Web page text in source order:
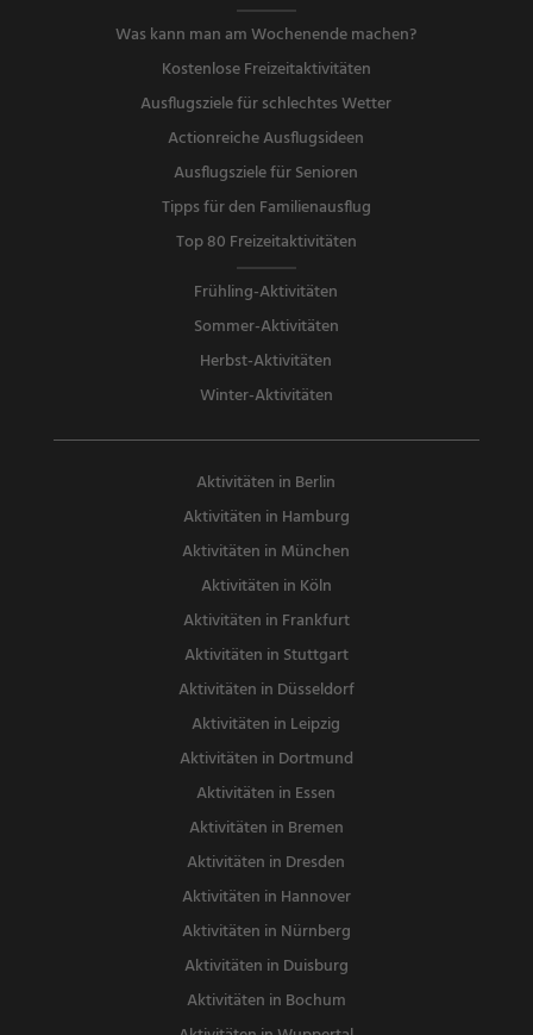
Was kann man am Wochenende machen?
Kostenlose Freizeitaktivitäten
Ausflugsziele für schlechtes Wetter
Actionreiche Ausflugsideen
Ausflugsziele für Senioren
Tipps für den Familienausflug
Top 80 Freizeitaktivitäten
Frühling-Aktivitäten
Sommer-Aktivitäten
Herbst-Aktivitäten
Winter-Aktivitäten
Aktivitäten in Berlin
Aktivitäten in Hamburg
Aktivitäten in München
Aktivitäten in Köln
Aktivitäten in Frankfurt
Aktivitäten in Stuttgart
Aktivitäten in Düsseldorf
Aktivitäten in Leipzig
Aktivitäten in Dortmund
Aktivitäten in Essen
Aktivitäten in Bremen
Aktivitäten in Dresden
Aktivitäten in Hannover
Aktivitäten in Nürnberg
Aktivitäten in Duisburg
Aktivitäten in Bochum